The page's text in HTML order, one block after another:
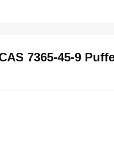
7365-45-9